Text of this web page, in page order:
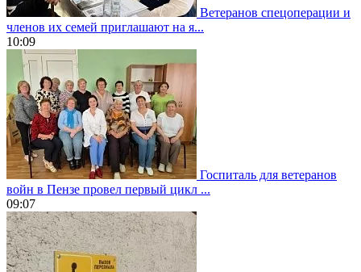
Ветеранов спецоперации и
членов их семей приглашают на я...
10:09
Госпиталь для ветеранов
войн в Пензе провел первый цикл ...
09:07